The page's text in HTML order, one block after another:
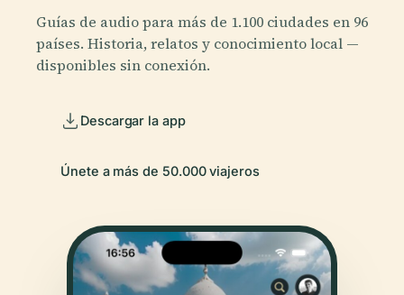
Guías de audio para más de 1.100 ciudades en 96
países. Historia, relatos y conocimiento local —
disponibles sin conexión.
Descargar la app
Únete a más de 50.000 viajeros